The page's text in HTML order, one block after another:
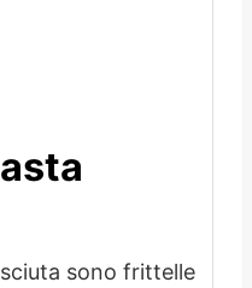
sono frittelle